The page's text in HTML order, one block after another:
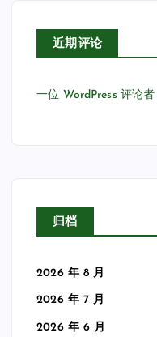
近期评论
一位 WordPress 评论者
归档
2026 年 8 月
2026 年 7 月
2026 年 6 月